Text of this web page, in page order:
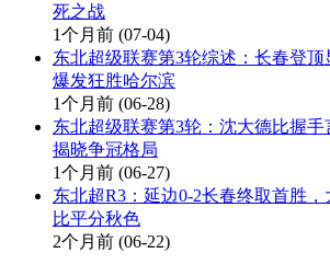
死之战
1个月前 (07-04)
东北超级联赛第3轮综述：长春登
爆发狂胜哈尔滨
1个月前 (06-28)
东北超级联赛第3轮：沈大德比握
揭晓争冠格局
1个月前 (06-27)
东北超R3：延边0-2长春终取首胜
比平分秋色
2个月前 (06-22)